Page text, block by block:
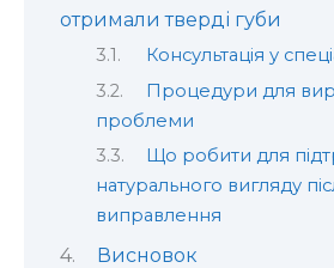
отримали тверді губи
Консультація у
Процедури для
проблеми
Що робити для
натурального вигляду
виправлення
Висновок